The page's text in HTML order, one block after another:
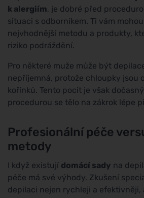
k alergiím, je dobré před
situaci s odborníkem. Ti vám
nejvhodnější metodu a produkty,
riziko podráždění.
Pro některé muže může být
nepříjemná, protože chloupky jsou
kořínků. Tento pocit je však
procedurou se tělo na zákrok lépe
Profesionální péče
metody
I když existují domácí sady na
péče má své výhody. Zkušení
depilaci nejen rychleji a efektivněji,